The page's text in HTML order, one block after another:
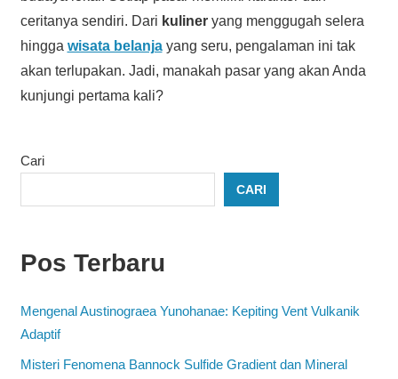
ceritanya sendiri. Dari kulineryang menggugah selera
hingga wisata belanjayang seru, pengalaman ini tak
akan terlupakan. Jadi, manakah pasar yang akan Anda
kunjungi pertama kali?
Cari
CARI
Pos Terbaru
Mengenal Austinograea Yunohanae: Kepiting Vent Vulkanik
Adaptif
Misteri Fenomena Bannock Sulfide Gradient dan Mineral